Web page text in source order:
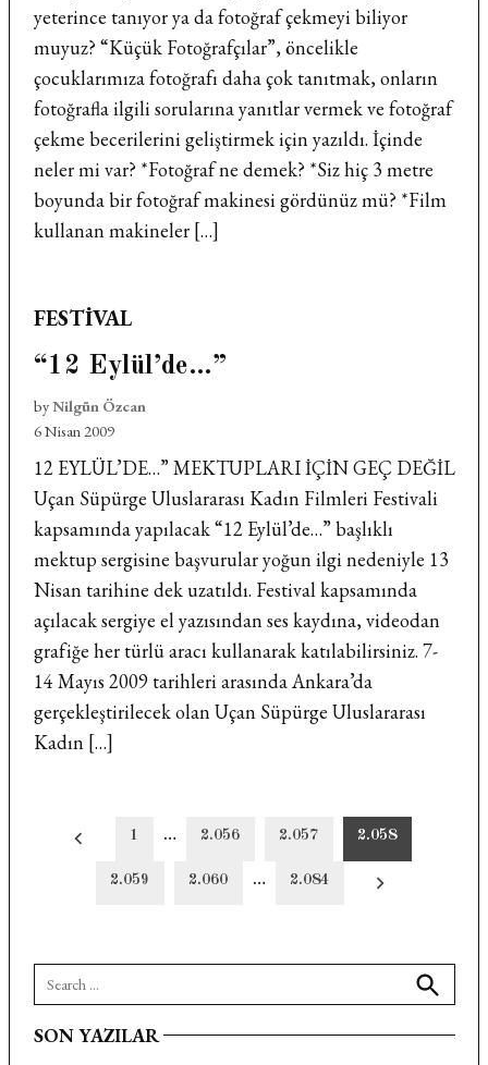
yeterince tanıyor ya da fotoğraf çekmeyi biliyor
muyuz? “Küçük Fotoğrafçılar”, öncelikle
çocuklarımıza fotoğrafı daha çok tanıtmak, onların
fotoğrafla ilgili sorularına yanıtlar vermek ve fotoğraf
çekme becerilerini geliştirmek için yazıldı. İçinde
neler mi var? *Fotoğraf ne demek? *Siz hiç 3 metre
boyunda bir fotoğraf makinesi gördünüz mü? *Film
kullanan makineler […]
POSTED
FESTIVAL
“12 Eylül’de…”
byNilgün Özcan
6 Nisan 2009
12 EYLÜL’DE…” MEKTUPLARI İÇİN GEÇ DEĞİL
Uçan Süpürge Uluslararası Kadın Filmleri Festivali
kapsamında yapılacak “12 Eylül’de…” başlıklı
mektup sergisine başvurular yoğun ilgi nedeniyle 13
Nisan tarihine dek uzatıldı. Festival kapsamında
açılacak sergiye el yazısından ses kaydına, videodan
grafiğe her türlü aracı kullanarak katılabilirsiniz. 7-
14 Mayıs 2009 tarihleri arasında Ankara’da
gerçekleştirilecek olan Uçan Süpürge Uluslararası
Kadın […]
Yazı
1 … 2.056 2.057 2.058
2.059 2.060 … 2.084
Search
for:
Search
SON YAZILAR